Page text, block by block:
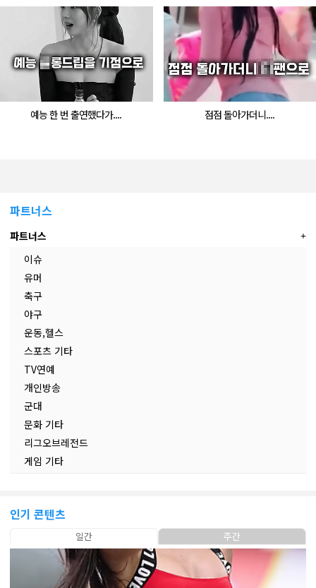
예능 한 번 출연했다가.... 점점 돌아가더니....
파트너스
파트너스
이슈
유머
축구
야구
운동,헬스
스포츠 기타
TV연예
개인방송
군대
문화 기타
리그오브레전드
게임 기타
인기 콘텐츠
일간 주간